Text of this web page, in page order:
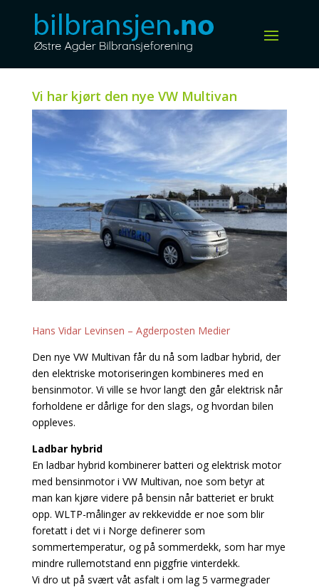
Vi har kjørt den nye VW Multivan
Hans Vidar Levinsen – Agderposten Medier
Den nye VW Multivan får du nå som ladbar hybrid, der
den elektriske motoriseringen kombineres med en
bensinmotor. Vi ville se hvor langt den går elektrisk når
forholdene er dårlige for den slags, og hvordan bilen
oppleves.
Ladbar hybrid
En ladbar hybrid kombinerer batteri og elektrisk motor
med bensinmotor i VW Multivan, noe som betyr at
man kan kjøre videre på bensin når batteriet er brukt
opp. WLTP-målinger av rekkevidde er noe som blir
foretatt i det vi i Norge definerer som
sommertemperatur, og på sommerdekk, som har mye
mindre rullemotstand enn piggfrie vinterdekk.
Vi dro ut på svært våt asfalt i om lag 5 varmegrader